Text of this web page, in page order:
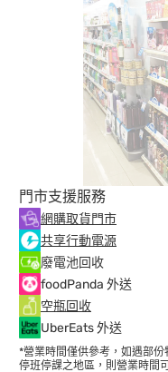
門市支援服務
網購取貨門市
共享行動電源
廢電池回收
foodPanda 外送
空瓶回收
UberEats 外送
*營業時間僅供參考，如遇部
停班停課之地區，則營業時間